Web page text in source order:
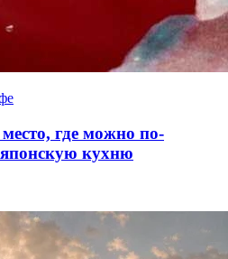
где можно по-
кухню